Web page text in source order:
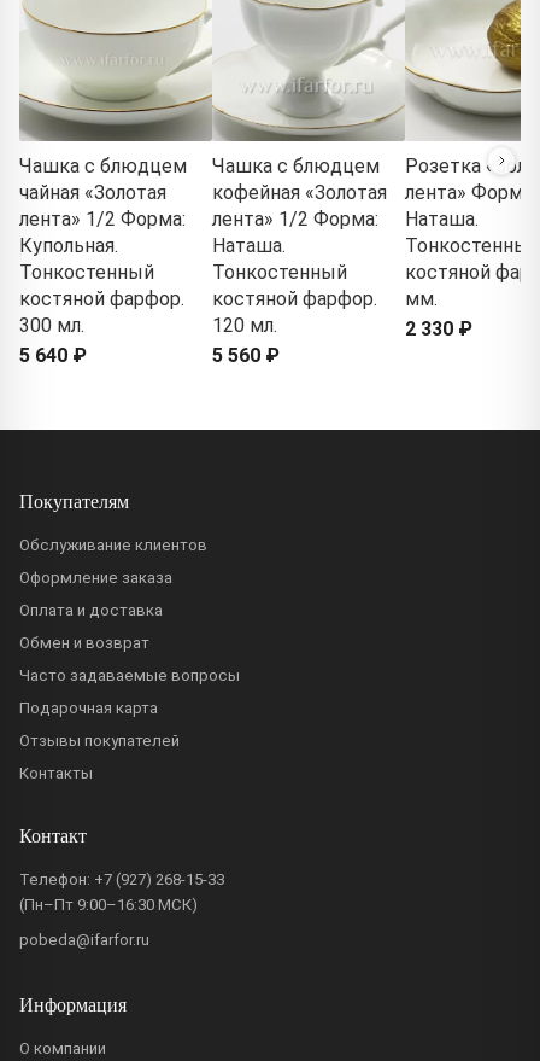
Чашка с блюдцем
чайная «Золотая
лента» 1/2 Форма:
Купольная.
Тонкостенный
костяной фарфор.
300 мл.
5 640 ₽
Чашка с блюдцем
кофейная «Золотая
лента» 1/2 Форма:
Наташа.
Тонкостенный
костяной фарфор.
120 мл.
5 560 ₽
Розетка
лента» Форма:
Наташа.
Тонкостенный
костяной
мм.
2 330 ₽
Покупателям
Обслуживание клиентов
Оформление заказа
Оплата и доставка
Обмен и возврат
Часто задаваемые вопросы
Подарочная карта
Отзывы покупателей
Контакты
Контакт
Телефон: +7 (927) 268-15-33
(Пн–Пт 9:00–16:30 МСК)
pobeda@ifarfor.ru
Информация
О компании